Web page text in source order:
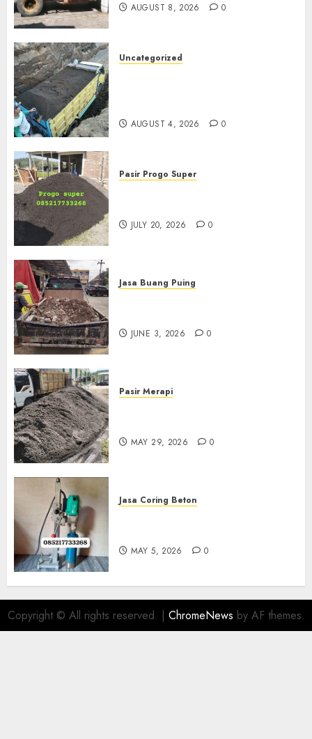
AUGUST 8, 2026 0
Uncategorized
AUGUST 4, 2026 0
Pasir Progo Super
JULY 20, 2026 0
Jasa Buang Puing
JUNE 3, 2026 0
Pasir Merapi
MAY 29, 2026 0
Jasa Coring Beton
MAY 5, 2026 0
Copyright © All rights reserved. | ChromeNews by AF themes.